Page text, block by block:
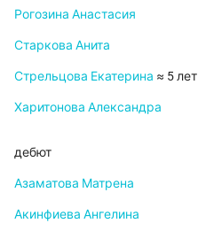
Рогозина Анастасия
Старкова Анита
Стрельцова Екатерина ≈ 5 лет
Харитонова Александра
дебют
Азаматова Матрена
Акинфиева Ангелина